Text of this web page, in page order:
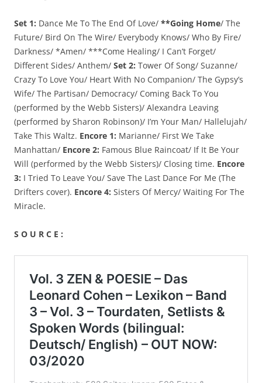
Set 1: Dance Me To The End Of Love/ **Going Home/ The
Future/ Bird On The Wire/ Everybody Knows/ Who By Fire/
Darkness/ *Amen/ ***Come Healing/ I Can’t Forget/
Different Sides/ Anthem/ Set 2: Tower Of Song/ Suzanne/
Crazy To Love You/ Heart With No Companion/ The Gypsy’s
Wife/ The Partisan/ Democracy/ Coming Back To You
(performed by the Webb Sisters)/ Alexandra Leaving
(performed by Sharon Robinson)/ I’m Your Man/ Hallelujah/
Take This Waltz. Encore 1: Marianne/ First We Take
Manhattan/ Encore 2: Famous Blue Raincoat/ If It Be Your
Will (performed by the Webb Sisters)/ Closing time. Encore
3: I Tried To Leave You/ Save The Last Dance For Me (The
Drifters cover). Encore 4: Sisters Of Mercy/ Waiting For The
Miracle.
S O U R C E :